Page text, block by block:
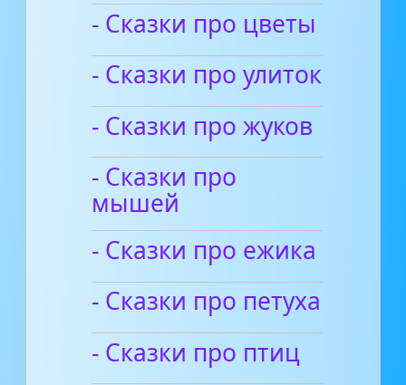
- Сказки про цветы
- Сказки про улиток
- Сказки про жуков
- Сказки про
мышей
- Сказки про ежика
- Сказки про петуха
- Сказки про птиц